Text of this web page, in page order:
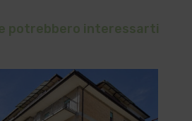
potrebbero interessarti